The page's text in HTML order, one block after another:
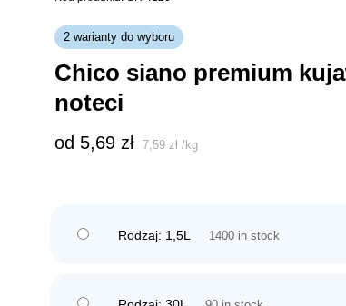
2 warianty do wyboru
chico siano premium kujawskie łąki
noteci
od 5,69 zł 7,59 zł /kg
Rodzaj: 1,5L 1400 in stock